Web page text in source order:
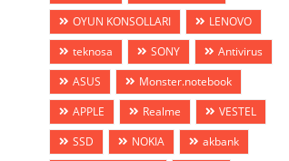
OYUN KONSOLLARI
LENOVO
teknosa
SONY
Antivirus
ASUS
Monster.notebook
APPLE
Realme
VESTEL
SSD
NOKIA
akbank